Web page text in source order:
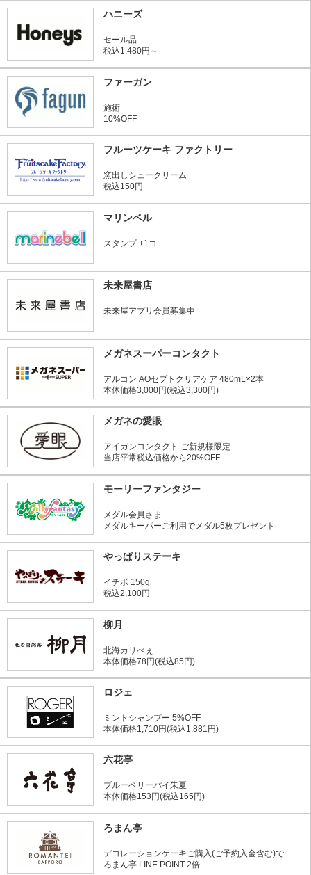
ハニーズ
セール品
税込1,480円～
ファーガン
施術
10%OFF
フルーツケーキ ファクトリー
窯出しシュークリーム
税込150円
マリンベル
スタンプ +1コ
未来屋書店
未来屋アプリ会員募集中
メガネスーパーコンタクト
アルコン AOセプトクリアケア 480mL×2本
本体価格3,000円(税込3,300円)
メガネの愛眼
アイガンコンタクト ご新規様限定
当店平常税込価格から20%OFF
モーリーファンタジー
メダル会員さま
メダルキーパーご利用でメダル5枚プレゼント
やっぱりステーキ
イチボ 150g
税込2,100円
柳月
北海カリべぇ
本体価格78円(税込85円)
ロジェ
ミントシャンプー 5%OFF
本体価格1,710円(税込1,881円)
六花亭
ブルーベリーパイ朱夏
本体価格153円(税込165円)
ろまん亭
デコレーションケーキご購入(ご予約入金含む)で
ろまん亭 LINE POINT 2倍